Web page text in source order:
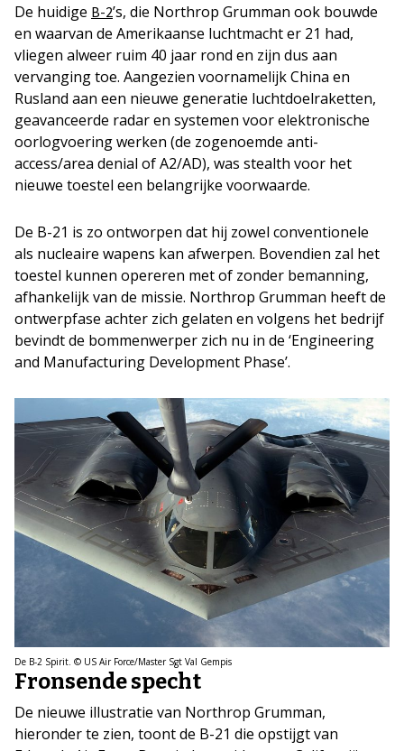
De huidige B-2’s, die Northrop Grumman ook bouwde
en waarvan de Amerikaanse luchtmacht er 21 had,
vliegen alweer ruim 40 jaar rond en zijn dus aan
vervanging toe. Aangezien voornamelijk China en
Rusland aan een nieuwe generatie luchtdoelraketten,
geavanceerde radar en systemen voor elektronische
oorlogvoering werken (de zogenoemde anti-
access/area denial of A2/AD), was stealth voor het
nieuwe toestel een belangrijke voorwaarde.
De B-21 is zo ontworpen dat hij zowel conventionele
als nucleaire wapens kan afwerpen. Bovendien zal het
toestel kunnen opereren met of zonder bemanning,
afhankelijk van de missie. Northrop Grumman heeft de
ontwerpfase achter zich gelaten en volgens het bedrijf
bevindt de bommenwerper zich nu in de ‘Engineering
and Manufacturing Development Phase’.
De B-2 Spirit. © US Air Force/Master Sgt Val Gempis
Fronsende specht
De nieuwe illustratie van Northrop Grumman,
hieronder te zien, toont de B-21 die opstijgt van